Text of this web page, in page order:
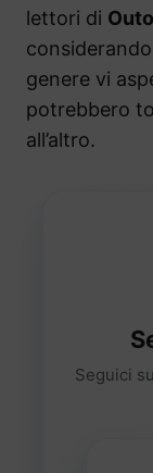
lettori di
genere vi
potrebbero
all’altro.
Seguici